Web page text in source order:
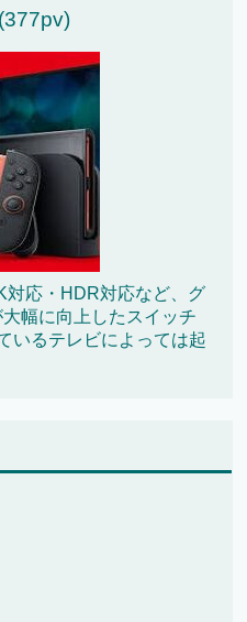
(377pv)
対応・HDR対応など、グ
幅に向上したスイッチ
いるテレビによっては起